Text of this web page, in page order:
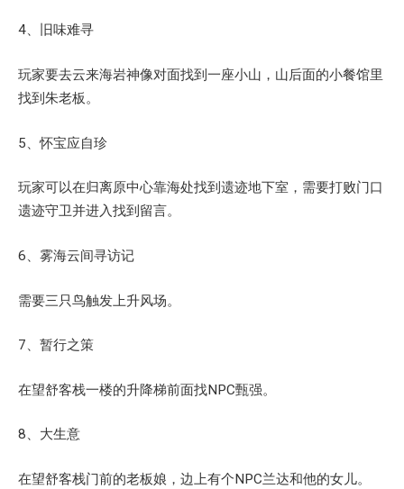
4、旧味难寻
玩家要去云来海岩神像对面找到一座小山，山后面的小餐馆里
找到朱老板。
5、怀宝应自珍
玩家可以在归离原中心靠海处找到遗迹地下室，需要打败门口
遗迹守卫并进入找到留言。
6、雾海云间寻访记
需要三只鸟触发上升风场。
7、暂行之策
在望舒客栈一楼的升降梯前面找NPC甄强。
8、大生意
在望舒客栈门前的老板娘，边上有个NPC兰达和他的女儿。